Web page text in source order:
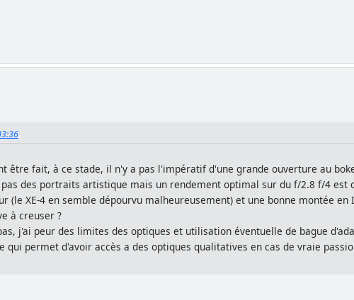
être fait, à ce stade, il n'y a pas l'impératif d'une grande ouverture au
des portraits artistique mais un rendement optimal sur du f/2.8 f/4 est
XE-4 en semble dépourvu malheureusement) et une bonne montée en
à creuser ?
j'ai peur des limites des optiques et utilisation éventuelle de bague
qui permet d'avoir accès a des optiques qualitatives en cas de vraie